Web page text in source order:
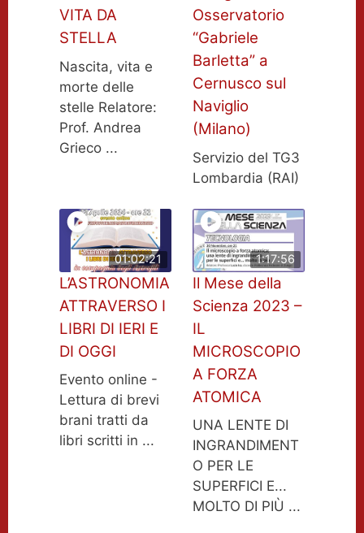
VITA DA
STELLA
Nascita, vita e
morte delle
stelle Relatore:
Prof. Andrea
Grieco ...
Osservatorio
“Gabriele
Barletta” a
Cernusco sul
Naviglio
(Milano)
Servizio del TG3
Lombardia (RAI)
01:02:21
L’ASTRONOMIA
ATTRAVERSO I
LIBRI DI IERI E
DI OGGI
Evento online -
Lettura di brevi
brani tratti da
libri scritti in ...
1:17:56
Il Mese della
Scienza 2023 –
IL
MICROSCOPIO
A FORZA
ATOMICA
UNA LENTE DI
INGRANDIMENT
O PER LE
SUPERFICI E...
MOLTO DI PIÙ ...